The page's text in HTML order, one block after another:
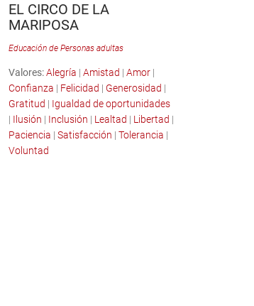
EL CIRCO DE LA
MARIPOSA
Educación de Personas adultas
Valores:Alegría | Amistad | Amor|
Confianza | Felicidad | Generosidad |
Gratitud | Igualdad de oportunidades
| Ilusión | Inclusión | Lealtad | Libertad |
Paciencia | Satisfacción | Tolerancia |
Voluntad